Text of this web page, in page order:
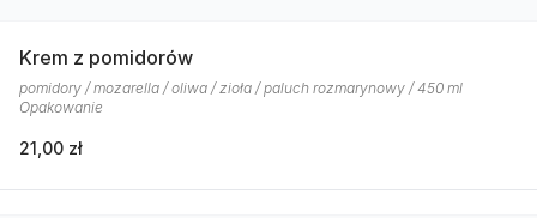
Krem z pomidorów
pomidory / mozarella / oliwa / zioła / paluch rozmarynowy / 450 ml
Opakowanie
21,00 zł